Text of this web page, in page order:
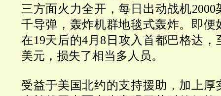
三方面火力全开，每日出动战机2000
千导弹，轰炸机群地毯式轰炸。即便
在19天后的4 月 8 日攻入首都巴格达
美元，损失了相当多人员。
受益于美国北约的支持援助，加上厚